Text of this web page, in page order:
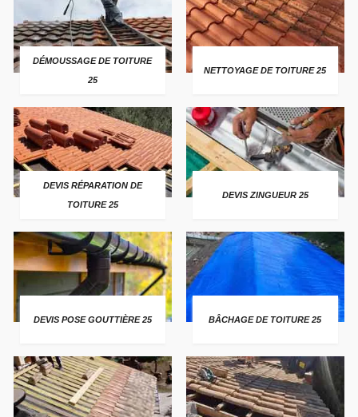
DÉMOUSSAGE DE TOITURE
25
NETTOYAGE DE TOITURE 25
DEVIS RÉPARATION DE
TOITURE 25
DEVIS ZINGUEUR 25
DEVIS POSE GOUTTIÈRE 25 BÂCHAGE DE TOITURE 25